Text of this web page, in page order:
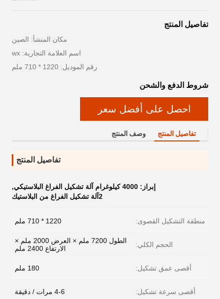
تفاصيل المنتج
مكان المنشأ: الصين
اسم العلامة التجارية: wx
رقم الموديل: 1220 * 710 ملم
شروط الدفع والشحن
احصل على أفضل سعر
تفاصيل المنتج وصف المنتج
تفاصيل المنتج
إبراز: 4000 كيلوغرام آلة تشكيل الفراغ البلاستيكي
,
2آلة تشكيل الفراغ من البلاستيك
منطقة التشكيل القصوى: 1220 * 710 ملم
الحجم الكلي:
الطول 7200 ملم × العرض 2000 ملم ×
الارتفاع 2400 ملم
أقصى عمق تشكيل: 180 ملم
أقصى سرعة تشكيل: 4-6 مرات / دقيقة